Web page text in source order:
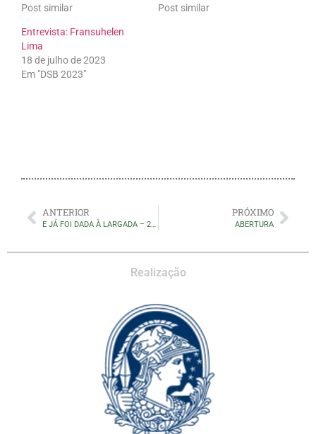
Post similar
Post similar
Entrevista: Fransuhelen
Lima
18 de julho de 2023
Em "DSB 2023"
ANTERIOR PRÓXIMO
ABERTURA
Realização